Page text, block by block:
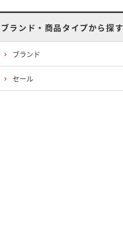
ブランド・商品タイプから探す
ブランド
セール